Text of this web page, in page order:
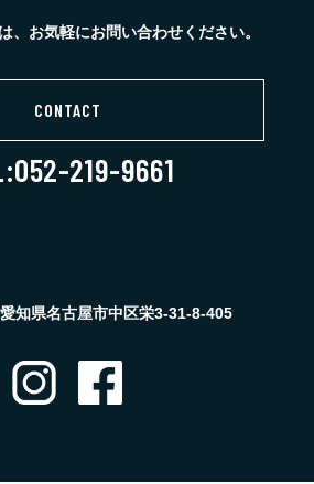
、お気軽にお問い合わせください。
CONTACT
219-9661
知県名古屋市中区栄3-31-8-405